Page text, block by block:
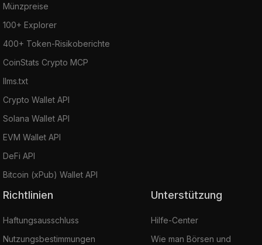
Münzpreise
100+ Explorer
400+ Token-Risikoberichte
CoinStats Crypto MCP
llms.txt
Crypto Wallet API
Solana Wallet API
EVM Wallet API
DeFi API
Bitcoin (xPub) Wallet API
Richtlinien
Haftungsausschluss
Nutzungsbestimmungen
Unterstützung
Hilfe-Center
Wie man Börsen und